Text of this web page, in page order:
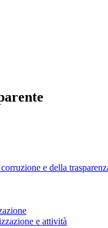
e della
e attività